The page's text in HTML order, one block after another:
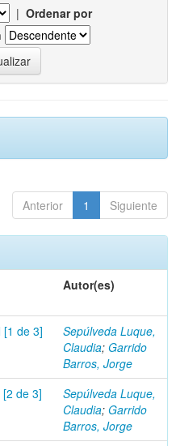
| Ordenar por
Anterior 1 Siguiente
Autor(es)
[1 de 3]
Sepúlveda Luque,
Claudia; Garrido
Barros, Jorge
de 3]
Sepúlveda Luque,
Claudia; Garrido
Barros, Jorge